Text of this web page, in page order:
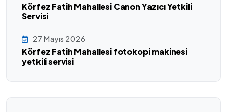
Körfez Fatih Mahallesi Canon Yazıcı Yetkili
Servisi
27 Mayıs 2026
Körfez Fatih Mahallesi fotokopi makinesi
yetkili servisi